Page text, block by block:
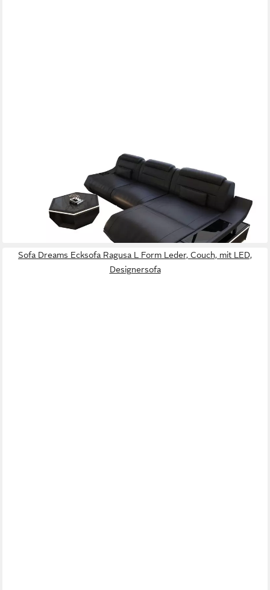
Ecksofa Leder Sofa Couch Toscano L Form Ledercouch, LED
UVP7.099,00 €
lieferbar in 8 Wochen
Sofa Dreams Ecksofa Ragusa L Form Leder, Couch, mit LED,
Designersofa